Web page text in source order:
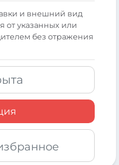
и внешний вид
от указанных или
без отражения